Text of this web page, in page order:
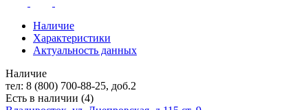
Наличие
Характеристики
Актуальность данных
Наличие
тел: 8 (800) 700-88-25, доб.2
Есть в наличии (4)